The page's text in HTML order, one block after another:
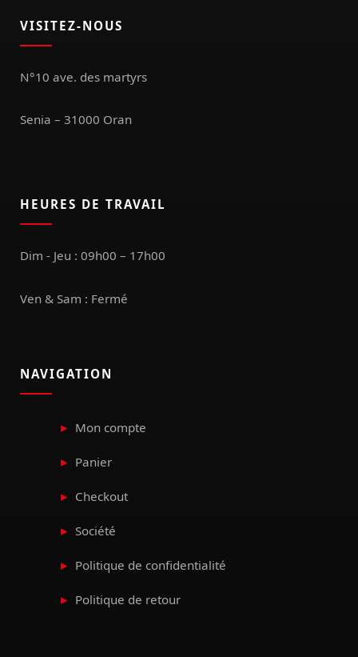
VISITEZ-NOUS
N°10 ave. des martyrs
Senia – 31000 Oran
HEURES DE TRAVAIL
Dim - Jeu : 09h00 – 17h00
Ven & Sam : Fermé
NAVIGATION
Mon compte
Panier
Checkout
Société
Politique de confidentialité
Politique de retour